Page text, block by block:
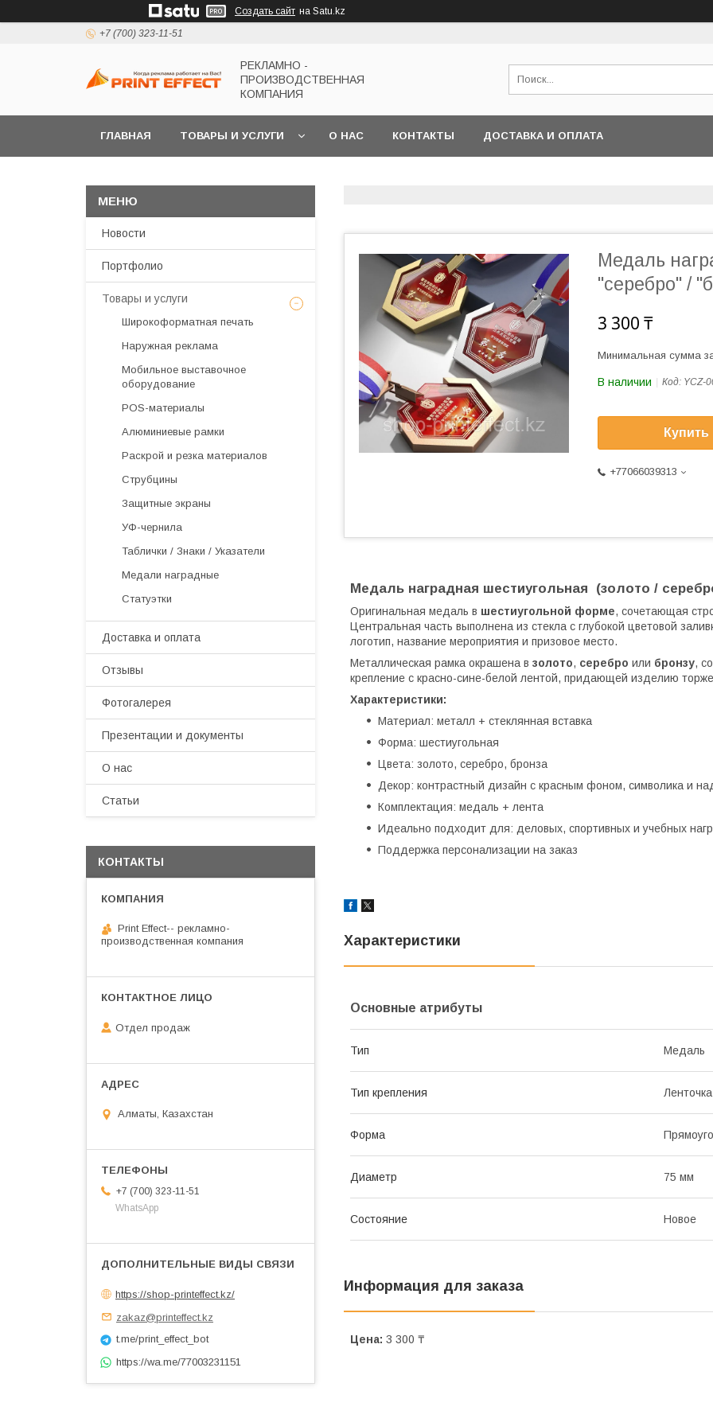
Создать сайт на Satu.kz
+7 (700) 323-11-51
РЕКЛАМНО -
ПРОИЗВОДСТВЕННАЯ
КОМПАНИЯ
ГЛАВНАЯ ТОВАРЫ И УСЛУГИ О НАС КОНТАКТЫ ДОСТАВКА И ОПЛАТА
Медаль
"серебро" /
3 300 ₸
Минимальная сумма
В наличии Код: YCZ-
Купить
+77066039313
Медаль наградная шестиугольная (золото /
Оригинальная медаль в шестиугольной форме, сочетающая
Центральная часть выполнена из стекла с глубокой цветовой
логотип, название мероприятия и призовое место.
Металлическая рамка окрашена в золото, серебро или бронзу,
крепление с красно-сине-белой лентой, придающей изделию
Характеристики:
Материал: металл + стеклянная вставка
Форма: шестиугольная
Цвета: золото, серебро, бронза
Декор: контрастный дизайн с красным фоном, символика и
Комплектация: медаль + лента
Идеально подходит для: деловых, спортивных и учебных
Поддержка персонализации на заказ
Характеристики
Основные атрибуты
Тип Медаль
Тип крепления
Форма
Диаметр 75 мм
Состояние Новое
Информация для заказа
Цена: 3 300 ₸
Новости
Портфолио
Товары и услуги
Широкоформатная печать
Наружная реклама
Мобильное выставочное
оборудование
РOS-материалы
Алюминиевые рамки
Раскрой и резка материалов
Струбцины
Защитные экраны
УФ-чернила
Таблички / Знаки / Указатели
Медали наградные
Статуэтки
Доставка и оплата
Отзывы
Фотогалерея
Презентации и документы
О нас
Статьи
КОНТАКТЫ
Print Effect-- рекламно-
производственная компания
Отдел продаж
Алматы, Казахстан
+7 (700) 323-11-51
WhatsApp
https://shop-printeffect.kz/
zakaz@printeffect.kz
t.me/print_effect_bot
https://wa.me/77003231151